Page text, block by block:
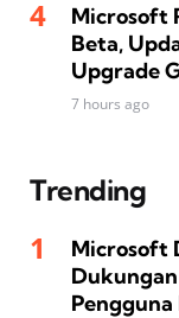
Microsoft
Beta,
Upgrade
7 hours ago
Trending
Microsoft
Pengguna